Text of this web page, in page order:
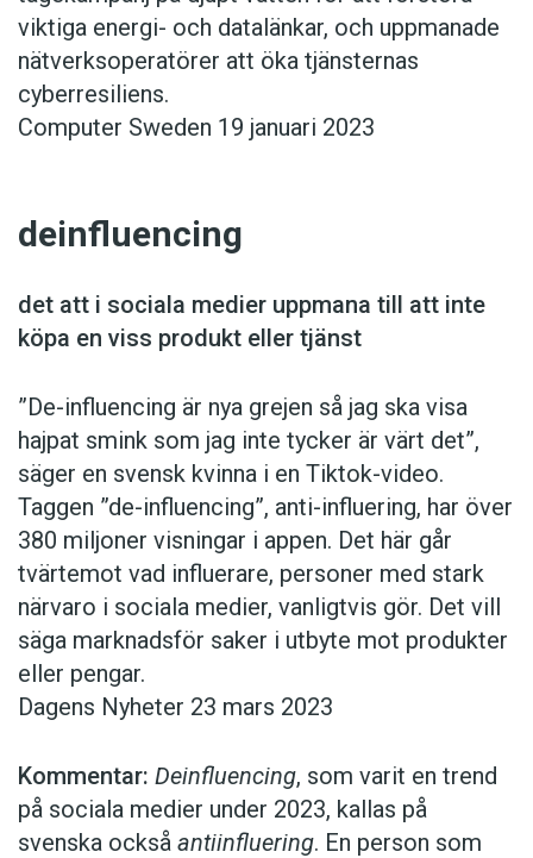
viktiga energi- och datalänkar, och upp­manade
nätverksopera­törer att öka tjänsternas
cyberresiliens.
Computer Sweden 19 januari 2023
deinfluencing
det att i sociala medier ­uppmana till att inte
köpa en viss produkt eller tjänst
”De-influencing är nya grejen så jag ska visa
hajpat smink som jag inte tycker är värt det”,
säger en svensk kvinna i en Tiktok-video.
Taggen ”de-influencing”, anti-influe­ring, har över
380 miljoner visningar i appen. Det här går
tvärtemot vad influerare, personer med stark
närvaro i sociala medier, vanligtvis gör. Det vill
säga marknadsför saker i utbyte mot produkter
eller pengar.
Dagens Nyheter 23 mars 2023
Kommentar: Deinfluencing, som varit en trend
på sociala medier under 2023, kallas på
svenska också antiinfluering. En person som